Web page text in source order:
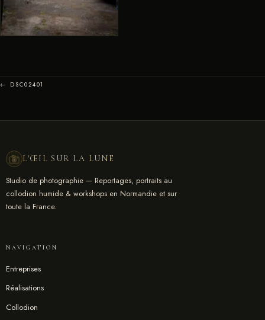
← DSC02401
L'ŒIL SUR LA LUNE
Studio de photographie — Reportages, portraits au
collodion humide & workshops en Normandie et sur
toute la France.
NAVIGATION
Entreprises
Réalisations
Collodion